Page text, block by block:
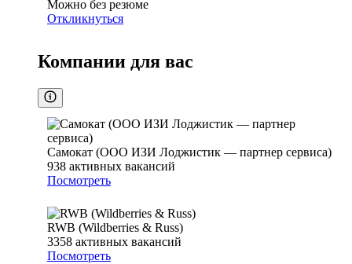
Можно без резюме
Откликнуться
Компании для вас
Самокат (ООО ИЗИ Лоджистик — партнер сервиса)
938 активных вакансий
Посмотреть
RWB (Wildberries & Russ)
3358 активных вакансий
Посмотреть